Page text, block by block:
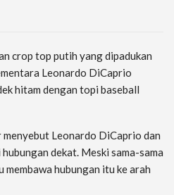
crop top putih yang dipadukan
Leonardo DiCaprio
hitam dengan topi baseball
menyebut Leonardo DiCaprio dan
dekat. Meski sama-sama
membawa hubungan itu ke arah